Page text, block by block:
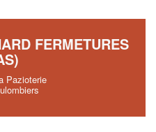
FERMETURES
Pazioterie